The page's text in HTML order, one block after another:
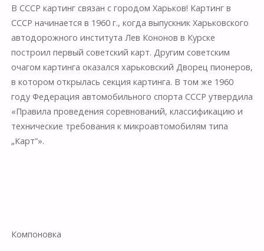
В СССР картинг связан с городом Харьков! Картинг в
СССР начинается в 1960 г., когда выпускник Харьковского
автодорожного института Лев Кононов в Курске
построил первый советский карт. Другим советским
очагом картинга оказался харьковский Дворец пионеров,
в котором открылась секция картинга. В том же 1960
году Федерация автомобильного спорта СССР утвердила
«Правила проведения соревнований, классификацию и
технические требования к микроавтомобилям типа
„Карт“».
Компоновка